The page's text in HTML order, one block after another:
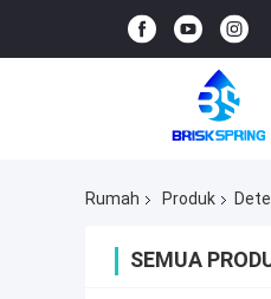
Rumah Produk
SEMUA